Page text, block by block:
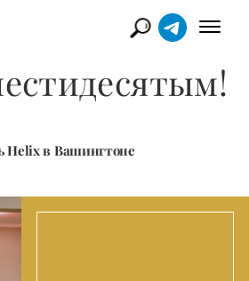
Helix в Вашингтоне